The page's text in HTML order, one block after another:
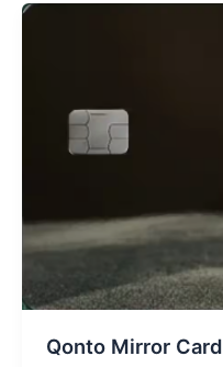
Qonto Mirror Card